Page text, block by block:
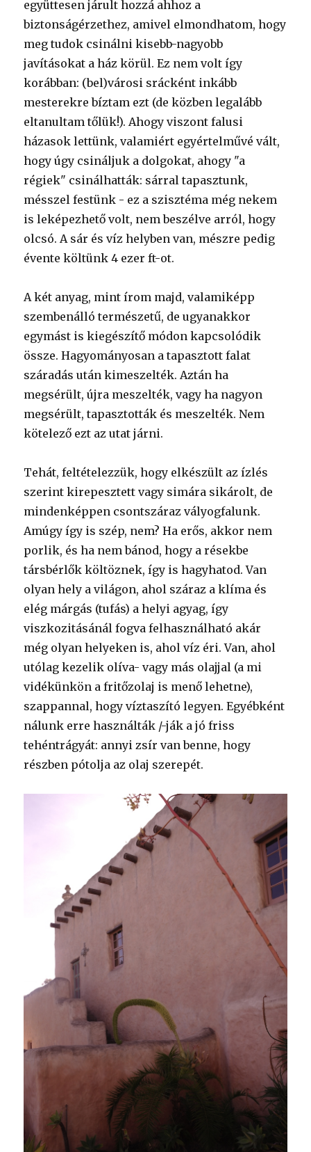
együttesen járult hozzá ahhoz a
biztonságérzethez, amivel elmondhatom, hogy
meg tudok csinálni kisebb-nagyobb
javításokat a ház körül. Ez nem volt így
korábban: (bel)városi srácként inkább
mesterekre bíztam ezt (de közben legalább
eltanultam tőlük!). Ahogy viszont falusi
házasok lettünk, valamiért egyértelművé vált,
hogy úgy csináljuk a dolgokat, ahogy "a
régiek" csinálhatták: sárral tapasztunk,
mésszel festünk - ez a szisztéma még nekem
is leképezhető volt, nem beszélve arról, hogy
olcsó. A sár és víz helyben van, mészre pedig
évente költünk 4 ezer ft-ot.
A két anyag, mint írom majd, valamiképp
szembenálló természetű, de ugyanakkor
egymást is kiegészítő módon kapcsolódik
össze. Hagyományosan a tapasztott falat
száradás után kimeszelték. Aztán ha
megsérült, újra meszelték, vagy ha nagyon
megsérült, tapasztották és meszelték. Nem
kötelező ezt az utat járni.
Tehát, feltételezzük, hogy elkészült az ízlés
szerint kirepesztett vagy simára sikárolt, de
mindenképpen csontszáraz vályogfalunk.
Amúgy így is szép, nem? Ha erős, akkor nem
porlik, és ha nem bánod, hogy a résekbe
társbérlők költöznek, így is hagyhatod. Van
olyan hely a világon, ahol száraz a klíma és
elég márgás (tufás) a helyi agyag, így
viszkozitásánál fogva felhasználható akár
még olyan helyeken is, ahol víz éri. Van, ahol
utólag kezelik olíva- vagy más olajjal (a mi
vidékünkön a fritőzolaj is menő lehetne),
szappannal, hogy víztaszító legyen. Egyébként
nálunk erre használták /-ják a jó friss
tehéntrágyát: annyi zsír van benne, hogy
részben pótolja az olaj szerepét.